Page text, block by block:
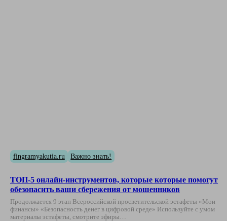
fingramyakutia.ru Важно знать!
ТОП-5 онлайн-инструментов, которые которые помогут
обезопасить ваши сбережения от мошенников
Продолжается 9 этап Всероссийской просветительской эстафеты «Мои
финансы» «Безопасность денег в цифровой среде» Используйте с умом
материалы эстафеты, смотрите эфиры…